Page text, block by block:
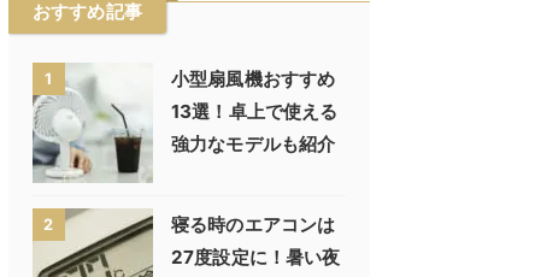
おすすめ記事
1
小型扇風機おすすめ
13選！卓上で使える
強力なモデルも紹介
2
寝る時のエアコンは
27度設定に！暑い夜